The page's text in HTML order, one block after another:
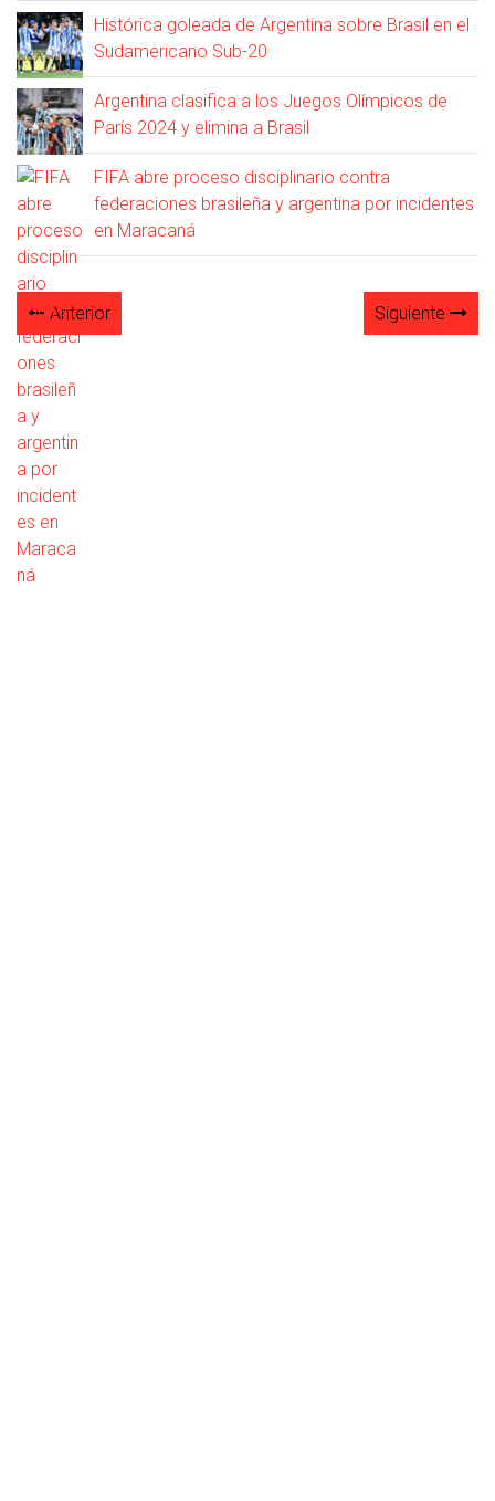
Histórica goleada de Argentina sobre Brasil en el
Sudamericano Sub-20
Argentina clasifica a los Juegos Olímpicos de
París 2024 y elimina a Brasil
FIFA abre proceso disciplinario contra
federaciones brasileña y argentina por incidentes
en Maracaná
Anterior Siguiente